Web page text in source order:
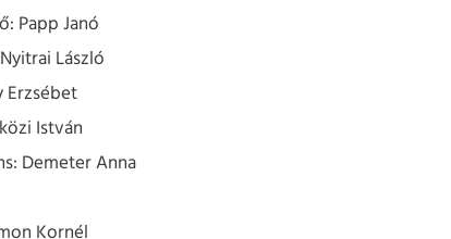
Papp Janó
László
Erzsébet
István
Demeter Anna
Kornél